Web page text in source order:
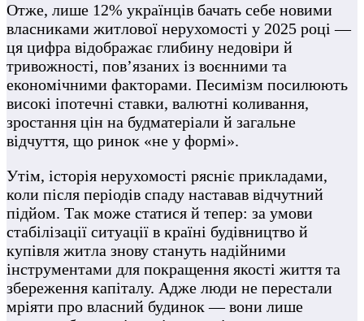
Отже, лише 12% українців бачать себе новими
власниками житлової нерухомості у 2025 році —
ця цифра відображає глибину недовіри й
тривожності, пов’язаних із воєнними та
економічними факторами. Песимізм посилюють
високі іпотечні ставки, валютні коливання,
зростання цін на будматеріали й загальне
відчуття, що ринок «не у формі».
Утім, історія нерухомості рясніє прикладами,
коли після періодів спаду наставав відчутний
підйом. Так може статися й тепер: за умови
стабілізації ситуації в країні будівництво й
купівля житла знову стануть надійними
інструментами для покращення якості життя та
збереження капіталу. Адже люди не перестали
мріяти про власний будинок — вони лише